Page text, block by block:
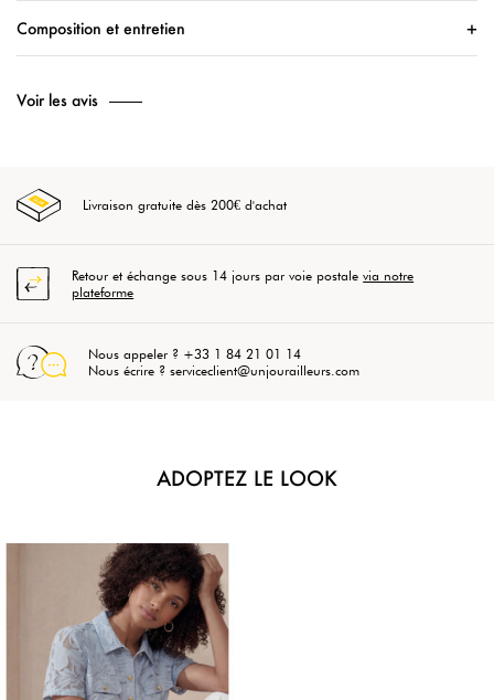
Composition et entretien
Voir les avis
Livraison gratuite dès 200€ d'achat
Retour et échange sous 14 jours par voie postalevia notre
plateforme
Nous appeler ? +33 1 84 21 01 14
Nous écrire ? serviceclient@unjourailleurs.com
ADOPTEZ LE LOOK